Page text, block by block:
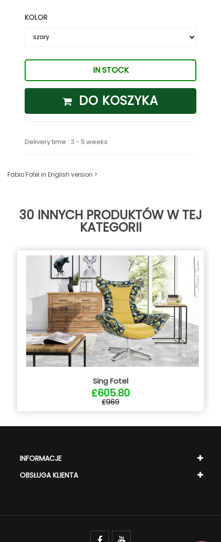
KOLOR
IN STOCK
DO KOSZYKA
Delivery time : 3 - 5 weeks
Fabio Fotel in English version >
30 INNYCH PRODUKTÓW W TEJ
KATEGORII
Sing Fotel
£605.80
£969
INFORMACJE
OBSŁUGA KLIENTA